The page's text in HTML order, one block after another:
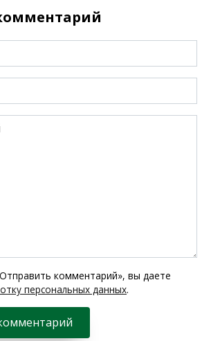
комментарий», вы даете
персональных данных.